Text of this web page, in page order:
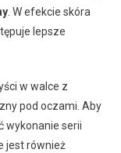
. W efekcie skóra
lepsze
w walce z
pod oczami. Aby
wykonanie serii
jest również